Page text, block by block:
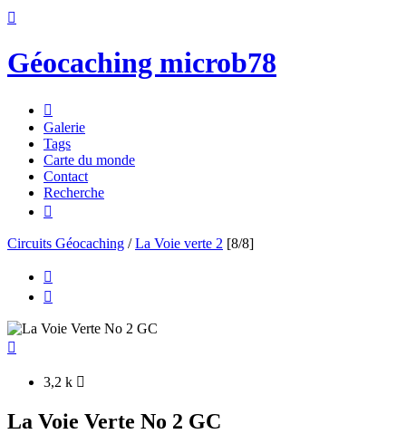

Géocaching microb78

Galerie
Tags
Carte du monde
Contact
Recherche

Circuits Géocaching / La Voie verte 2 [8/8]



3,2 k 
La Voie Verte No 2 GC